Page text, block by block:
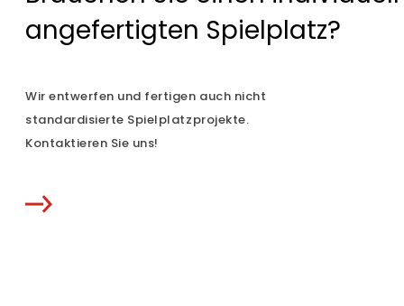
angefertigten Spielplatz?
Wir entwerfen und fertigen auch nicht
standardisierte Spielplatzprojekte.
Kontaktieren Sie uns!